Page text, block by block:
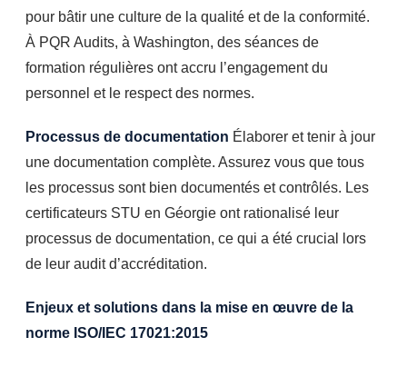
pour bâtir une culture de la qualité et de la conformité.
À PQR Audits, à Washington, des séances de
formation régulières ont accru l’engagement du
personnel et le respect des normes.
Processus de documentation Élaborer et tenir à jour
une documentation complète. Assurez vous que tous
les processus sont bien documentés et contrôlés. Les
certificateurs STU en Géorgie ont rationalisé leur
processus de documentation, ce qui a été crucial lors
de leur audit d’accréditation.
Enjeux et solutions dans la mise en œuvre de la
norme ISO/IEC 17021:2015